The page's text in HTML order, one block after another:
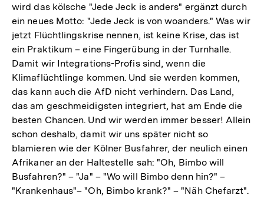
wird das kölsche "Jede Jeck is anders" ergänzt durch
ein neues Motto: "Jede Jeck is von woanders." Was wir
jetzt Flüchtlingskrise nennen, ist keine Krise, das ist
ein Praktikum – eine Fingerübung in der Turnhalle.
Damit wir Integrations-Profis sind, wenn die
Klimaflüchtlinge kommen. Und sie werden kommen,
das kann auch die AfD nicht verhindern. Das Land,
das am geschmeidigsten integriert, hat am Ende die
besten Chancen. Und wir werden immer besser! Allein
schon deshalb, damit wir uns später nicht so
blamieren wie der Kölner Busfahrer, der neulich einen
Afrikaner an der Haltestelle sah: "Oh, Bimbo will
Busfahren?" – "Ja" – "Wo will Bimbo denn hin?" –
"Krankenhaus"– "Oh, Bimbo krank?" – "Näh Chefarzt".